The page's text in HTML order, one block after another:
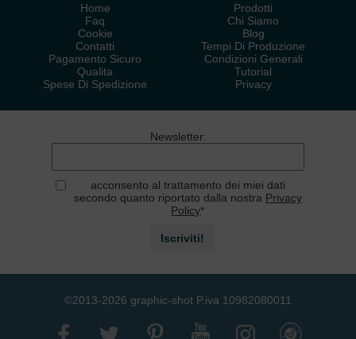
Home
Prodotti
Faq
Chi Siamo
Cookie
Blog
Contatti
Tempi Di Produzione
Pagamento Sicuro
Condizioni Generali
Qualita
Tutorial
Spese Di Spedizione
Privacy
Newsletter:
acconsento al trattamento dei miei dati
secondo quanto riportato dalla nostra Privacy
Policy*
Iscriviti!
©2013-2026 graphic-shot P.iva 10982080011